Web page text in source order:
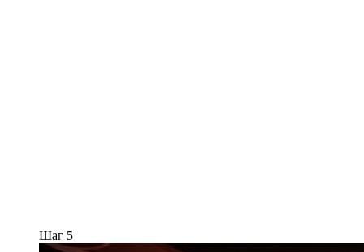
Шаг 5